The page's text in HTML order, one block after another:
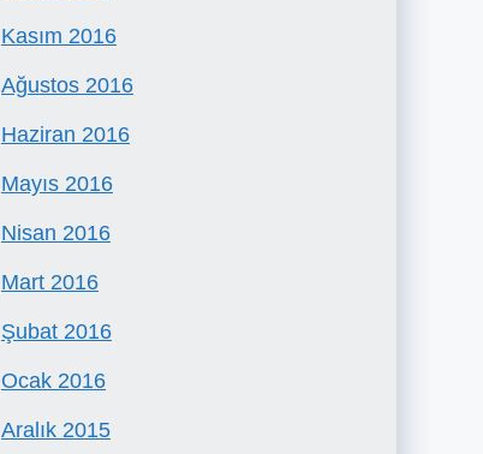
Kasım 2016
Ağustos 2016
Haziran 2016
Mayıs 2016
Nisan 2016
Mart 2016
Şubat 2016
Ocak 2016
Aralık 2015